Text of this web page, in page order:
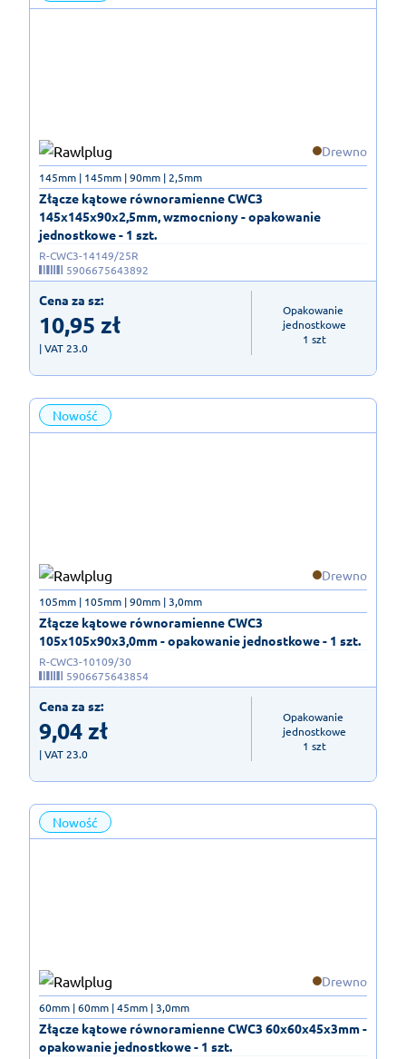
Drewno
Złącze kątowe równoramienne CWC3
145x145x90x2,5mm, wzmocniony - opakowanie
jednostkowe - 1 szt.
145mm | 145mm | 90mm | 2,5mm
R-CWC3-14149/25R
5906675643892
Cena za sz:
10,95 zł
| VAT 23.0
Opakowanie
jednostkowe
1 szt
Nowość
Drewno
Złącze kątowe równoramienne CWC3
105x105x90x3,0mm - opakowanie jednostkowe - 1 szt.
105mm | 105mm | 90mm | 3,0mm
R-CWC3-10109/30
5906675643854
Cena za sz:
9,04zł
| VAT 23.0
Opakowanie
jednostkowe
1 szt
Nowość
Drewno
Złącze kątowe równoramienne CWC3 60x60x45x3mm -
opakowanie jednostkowe - 1 szt.
60mm | 60mm | 45mm | 3,0mm